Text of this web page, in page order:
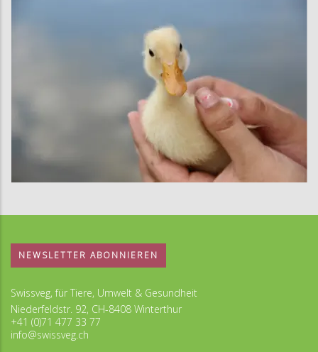
NEWSLETTER ABONNIEREN
Swissveg, für Tiere, Umwelt & Gesundheit
Niederfeldstr. 92, CH-8408 Winterthur
+41 (0)71 477 33 77
info@swissveg.ch